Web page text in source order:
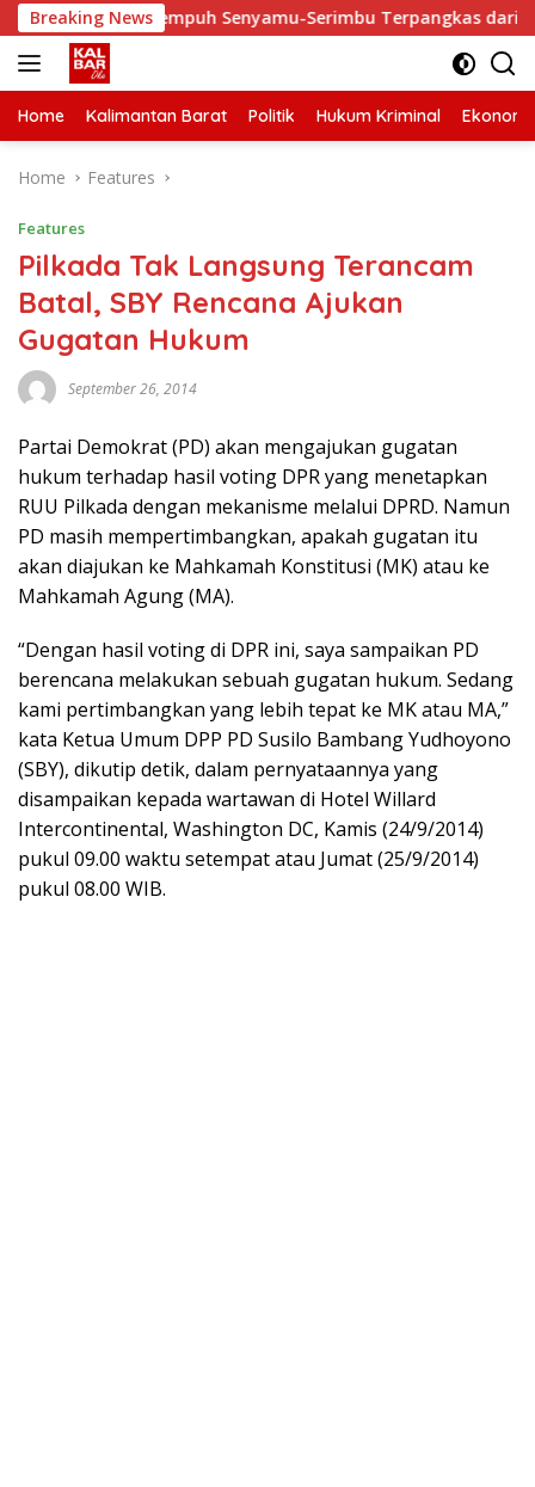
Skip
to
content
Breaking News
Tempuh Senyamu-Serimbu Terpangkas dari 2 Jam Jadi
Home Kalimantan Barat Politik Hukum Kriminal Ekonomi
Home Features
Features
Pilkada Tak Langsung Terancam
Batal, SBY Rencana Ajukan
Gugatan Hukum
September 26, 2014
Partai Demokrat (PD) akan mengajukan gugatan
hukum terhadap hasil voting DPR yang menetapkan
RUU Pilkada dengan mekanisme melalui DPRD. Namun
PD masih mempertimbangkan, apakah gugatan itu
akan diajukan ke Mahkamah Konstitusi (MK) atau ke
Mahkamah Agung (MA).
“Dengan hasil voting di DPR ini, saya sampaikan PD
berencana melakukan sebuah gugatan hukum. Sedang
kami pertimbangkan yang lebih tepat ke MK atau MA,”
kata Ketua Umum DPP PD Susilo Bambang Yudhoyono
(SBY), dikutip detik, dalam pernyataannya yang
disampaikan kepada wartawan di Hotel Willard
Intercontinental, Washington DC, Kamis (24/9/2014)
pukul 09.00 waktu setempat atau Jumat (25/9/2014)
pukul 08.00 WIB.